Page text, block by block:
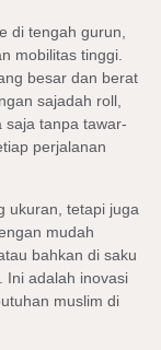
di tengah gurun,
mobilitas tinggi.
besar dan berat
sajadah roll,
saja tanpa tawar-
perjalanan
ukuran, tetapi juga
mudah
bahkan di saku
Ini adalah inovasi
muslim di